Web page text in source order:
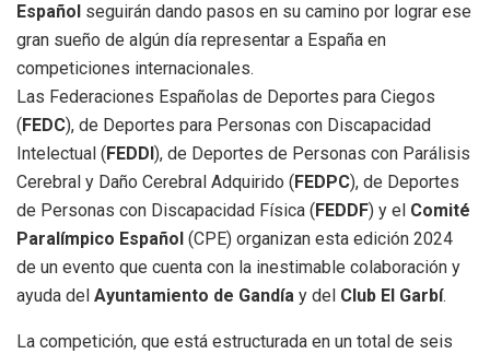
Español seguirán dando pasos en su camino por lograr ese
gran sueño de algún día representar a España en
competiciones internacionales.
Las Federaciones Españolas de Deportes para Ciegos
(FEDC), de Deportes para Personas con Discapacidad
Intelectual (FEDDI), de Deportes de Personas con Parálisis
Cerebral y Daño Cerebral Adquirido (FEDPC), de Deportes
de Personas con Discapacidad Física (FEDDF) y el Comité
Paralímpico Español (CPE) organizan esta edición 2024
de un evento que cuenta con la inestimable colaboración y
ayuda del Ayuntamiento de Gandía y del Club El Garbí.
La competición, que está estructurada en un total de seis